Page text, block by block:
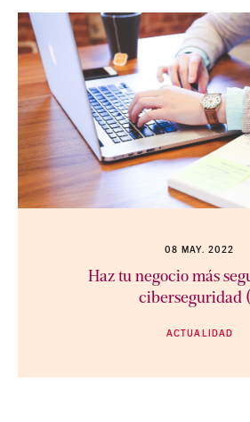
08 MAY. 2022
Haz tu negocio más
ciberseguridad
ACTUALIDAD